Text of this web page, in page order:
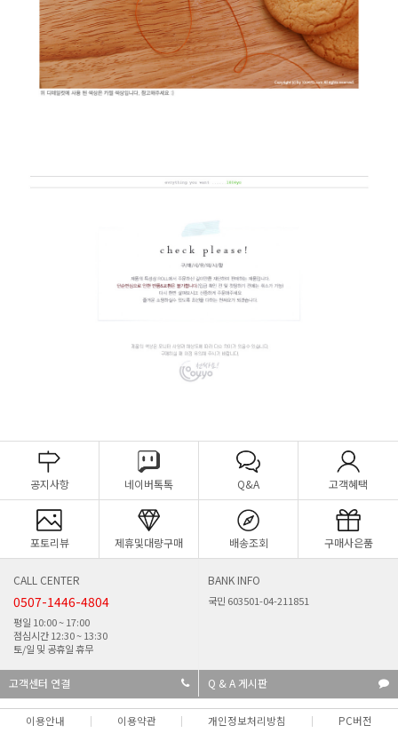
공지사항 네이버톡톡 Q&A 고객혜택
포토리뷰 제휴및대량구매 배송조회 구매사은품
CALL CENTER
0507-1446-4804
평일 10:00 ~ 17:00
점심시간 12:30 ~ 13:30
토/일 및 공휴일 휴무
BANK INFO
국민 603501-04-211851
고객센터 연결 Q & A 게시판
이용안내 이용약관 개인정보처리방침 PC버전